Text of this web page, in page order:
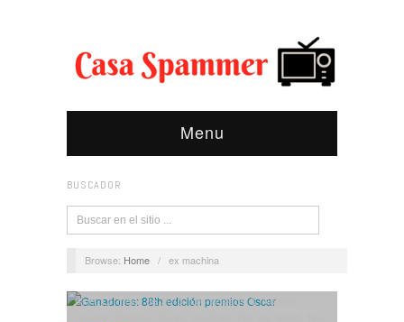
Menu
BUSCADOR
Browse: Home / ex machina
Cine,Lo mejor de 2015,Los odiosos 8,Noticias